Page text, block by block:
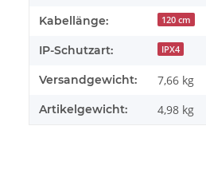
Kabellänge: 120 cm
IP-Schutzart: IPX4
Versandgewicht: 7,66 kg
Artikelgewicht: 4,98 kg